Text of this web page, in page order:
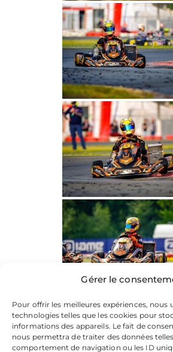
Gérer le
Pour offrir les meilleures expériences, nous
technologies telles que les cookies pour
informations des appareils. Le fait de
nous permettra de traiter des données
comportement de navigation ou les ID